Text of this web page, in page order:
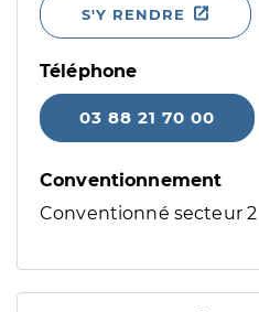
S'Y RENDRE
Téléphone
03 88 21 70 00
Conventionnement
Conventionné secteur 2